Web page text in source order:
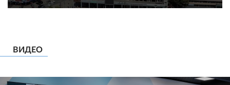
ВИДЕО